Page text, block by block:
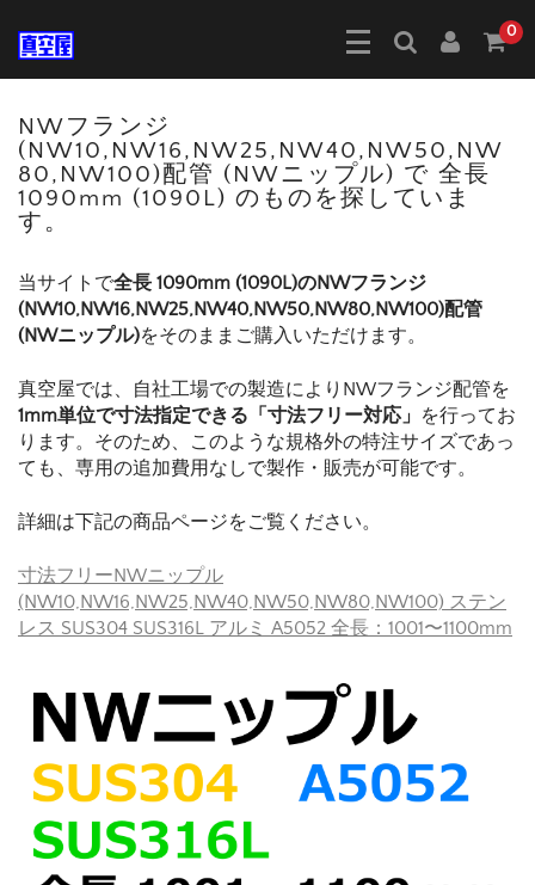
0
NWフランジ
(NW10,NW16,NW25,NW40,NW50,NW
80,NW100)配管 (NWニップル) で 全長
1090mm (1090L) のものを探していま
す。
当サイトで全長 1090mm (1090L)のNWフランジ
(NW10,NW16,NW25,NW40,NW50,NW80,NW100)配管
(NWニップル)をそのままご購入いただけます。
真空屋では、自社工場での製造によりNWフランジ配管を
1mm単位で寸法指定できる「寸法フリー対応」 を行ってお
ります。そのため、このような規格外の特注サイズであっ
ても、専用の追加費用なしで製作・販売が可能です。
詳細は下記の商品ページをご覧ください。
寸法フリーNWニップル
(NW10,NW16,NW25,NW40,NW50,NW80,NW100) ステン
レス SUS304 SUS316L アルミ A5052 全長：1001〜1100mm